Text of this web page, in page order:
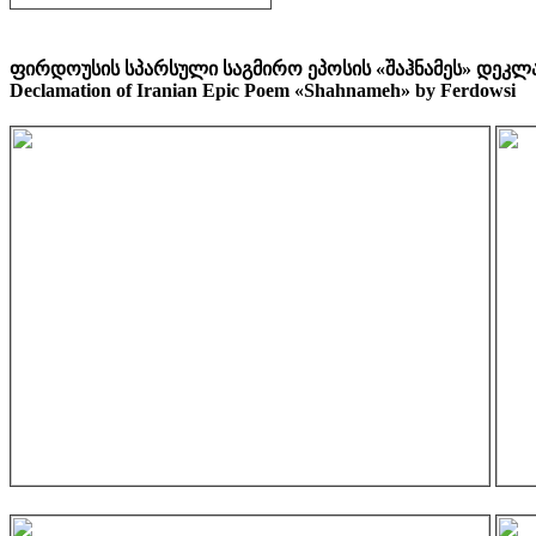
ფირდოუსის სპარსული საგმირო ეპოსის «შაჰნამეს»
Declamation of Iranian Epic Poem «Shahnameh» by Ferdowsi